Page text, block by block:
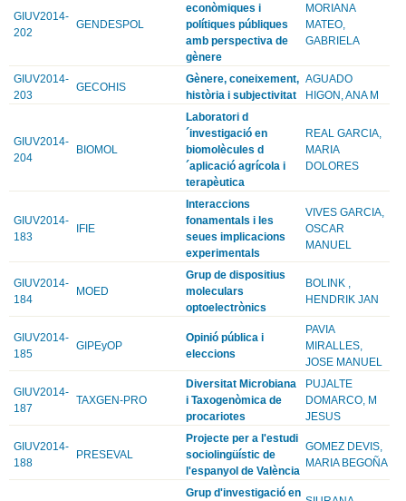
GIUV2014-
202
GENDESPOL
econòmiques i
polítiques públiques
amb perspectiva de
gènere
MORIANA
MATEO,
GABRIELA
GIUV2014-
203
GECOHIS
Gènere, coneixement,
història i subjectivitat
AGUADO
HIGON, ANA M
GIUV2014-
204
BIOMOL
Laboratori d
´investigació en
biomolècules d
´aplicació agrícola i
terapèutica
REAL GARCIA,
MARIA
DOLORES
GIUV2014-
183
IFIE
Interaccions
fonamentals i les
seues implicacions
experimentals
VIVES GARCIA,
OSCAR
MANUEL
GIUV2014-
184
MOED
Grup de dispositius
moleculars
optoelectrònics
BOLINK ,
HENDRIK JAN
GIUV2014-
185
GIPEyOP
Opinió pública i
eleccions
PAVIA
MIRALLES,
JOSE MANUEL
GIUV2014-
187
TAXGEN-PRO
Diversitat Microbiana
i Taxogenòmica de
procariotes
PUJALTE
DOMARCO, M
JESUS
GIUV2014-
188
PRESEVAL
Projecte per a l'estudi
sociolingüístic de
l'espanyol de València
GOMEZ DEVIS,
MARIA BEGOÑA
Grup d'investigació en